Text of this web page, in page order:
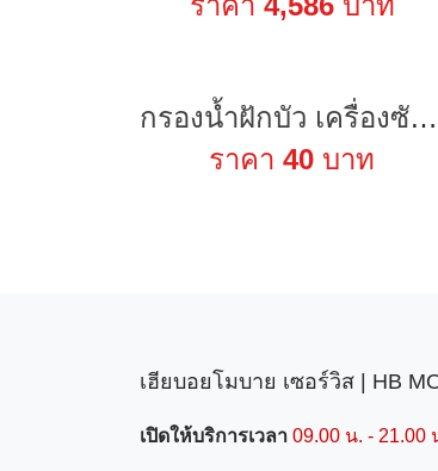
กรองน้ำฝักบัว เครื่องซักผ้าไม่ทำให้ผ้าเหลือง รุ่นเปลี่ยนไส้กรองได้ Shower washing machine Filter Huatai
ราคา 40 บาท
เฮียบอยโมบาย เซอร์วิส | HB
เปิดให้บริการเวลา 09.00 น. - 21.00